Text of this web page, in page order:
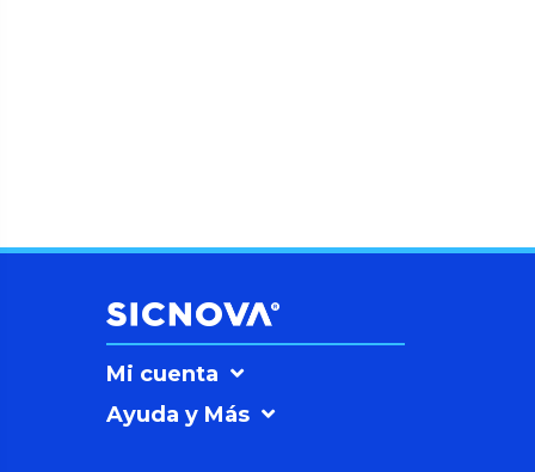
Mi cuenta
Ayuda y Más